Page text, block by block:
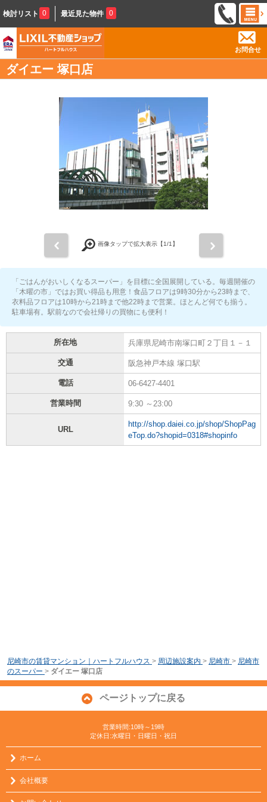
検討リスト 0 最近見た物件 0
お問合せ
ダイエー 塚口店
画像タップで拡大表示【1/1】
「ごはんがおいしくなるスーパー」を目標に全国展開している。毎週開催の
「木曜の市」ではお買い得品も用意！食品フロアは9時30分から23時まで、
衣料品フロアは10時から21時まで他22時まで営業。ほとんど何でも揃う。
駐車場有。駅前なので会社帰りの買物にも便利！
所在地 兵庫県尼崎市南塚口町２丁目１－１
交通 阪急神戸本線 塚口駅
電話 06-6427-4401
営業時間 9:30 ～23:00
URL
http://shop.daiei.co.jp/shop/ShopPag
eTop.do?shopid=0318#shopinfo
尼崎市の賃貸マンション｜ハートフルハウス > 周辺施設案内 > 尼崎市 > 尼崎市
のスーパー > ダイエー 塚口店
ページトップに戻る
営業時間:10時～19時
定休日:水曜日・日曜日・祝日
ホーム
会社概要